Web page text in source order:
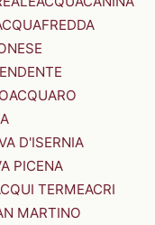
ACQUARO
D'ISERNIA
PICENA
TERMEACRI
MARTINO